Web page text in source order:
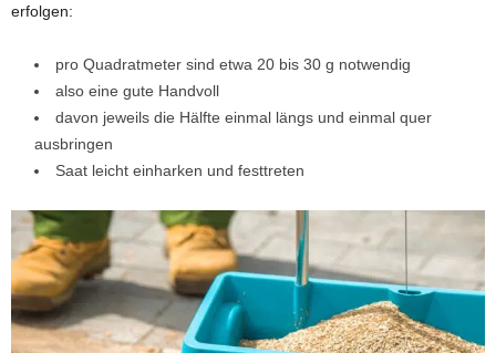
erfolgen:
pro Quadratmeter sind etwa 20 bis 30 g notwendig
also eine gute Handvoll
davon jeweils die Hälfte einmal längs und einmal quer
ausbringen
Saat leicht einharken und festtreten